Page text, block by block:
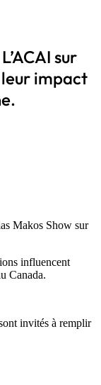
sur
impact
Makos Show sur
influencent
Canada.
invités à remplir